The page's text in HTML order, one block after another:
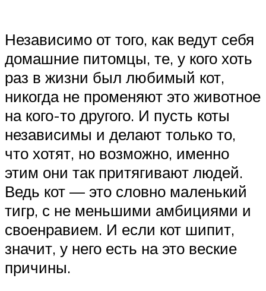
Независимо от того, как ведут себя
домашние питомцы, те, у кого хоть
раз в жизни был любимый кот,
никогда не променяют это животное
на кого-то другого. И пусть коты
независимы и делают только то,
что хотят, но возможно, именно
этим они так притягивают людей.
Ведь кот — это словно маленький
тигр, с не меньшими амбициями и
своенравием. И если кот шипит,
значит, у него есть на это веские
причины.